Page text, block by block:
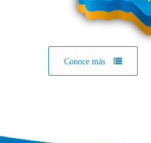
Conoce más